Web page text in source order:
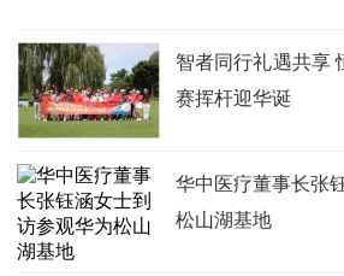
智者同行礼遇共享
赛挥杆迎华诞
华中医疗董事长张
松山湖基地